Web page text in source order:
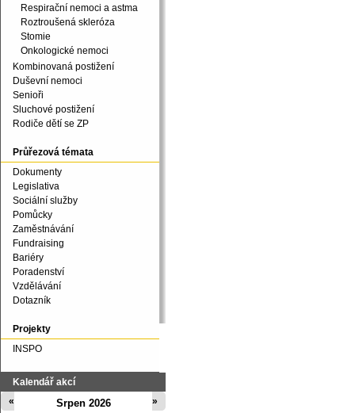
Respirační nemoci a astma
Roztroušená skleróza
Stomie
Onkologické nemoci
Kombinovaná postižení
Duševní nemoci
Senioři
Sluchové postižení
Rodiče dětí se ZP
Průřezová témata
Dokumenty
Legislativa
Sociální služby
Pomůcky
Zaměstnávání
Fundraising
Bariéry
Poradenství
Vzdělávání
Dotazník
Projekty
INSPO
Kalendář akcí
Srpen 2026
« »